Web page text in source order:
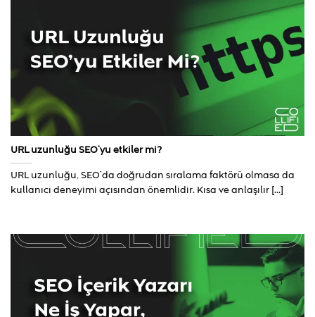
URL uzunluğu SEO’yu etkiler mi?
URL uzunluğu, SEO’da doğrudan sıralama faktörü olmasa da
kullanıcı deneyimi açısından önemlidir. Kısa ve anlaşılır [...]